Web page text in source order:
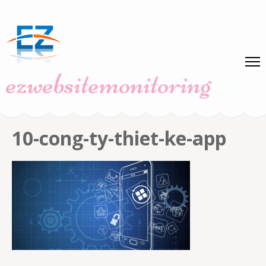
content
(Press
ezwebsitemonitoring
10-cong-ty-thiet-ke-app